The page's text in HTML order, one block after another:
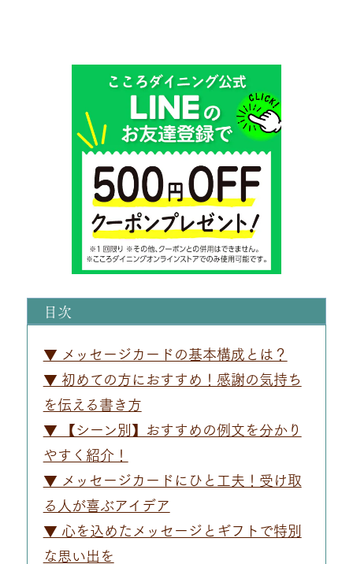
目次
▼ メッセージカードの基本構成とは？
▼ 初めての方におすすめ！感謝の気持ち
を伝える書き方
▼ 【シーン別】おすすめの例文を分かり
やすく紹介！
▼ メッセージカードにひと工夫！受け取
る人が喜ぶアイデア
▼ 心を込めたメッセージとギフトで特別
な思い出を